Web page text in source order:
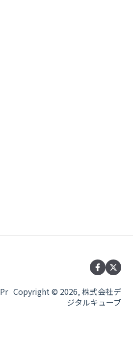
せ
Copyright © 2026, 株式会社デ
ジタルキューブ